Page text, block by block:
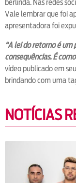
berlinda. Nas redes
Vale lembrar que foi
apresentadora foi
“A lei do retorno é
consequências. É
vídeo publicado em
brindando com uma
NOTÍCIAS